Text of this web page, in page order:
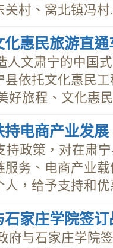
关村、窝北镇冯村
化惠民旅游直通
人文肃宁的中国
依托文化惠民
好旅程、文化惠
持电商产业发展
持政策，对在肃
务、电商产业
人，给予支持和优
石家庄学院签
府与石家庄学院